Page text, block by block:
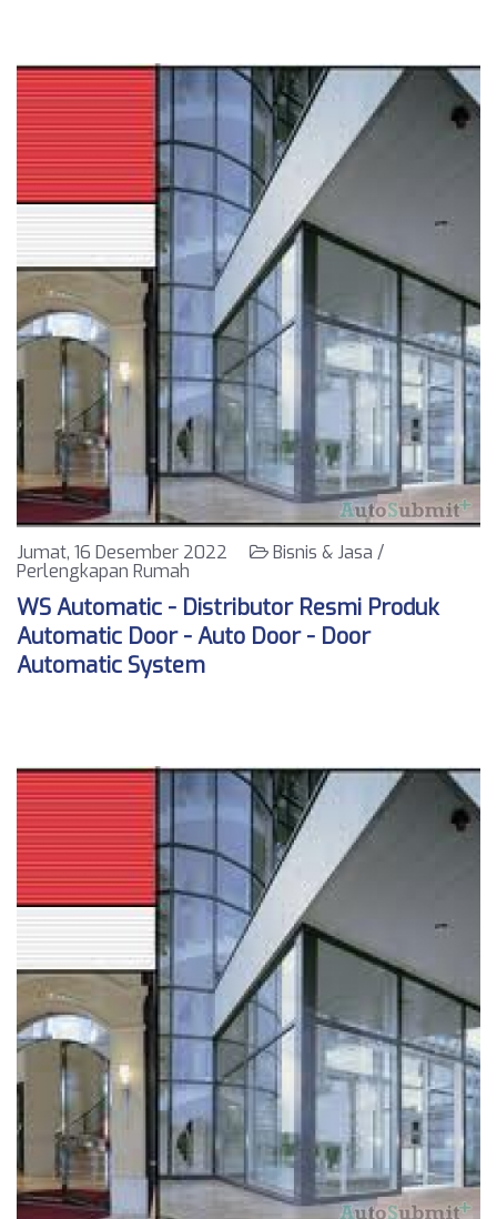
Jumat, 16 Desember 2022
Bisnis & Jasa /
Perlengkapan Rumah
WS Automatic - Distributor Resmi Produk
Automatic Door - Auto Door - Door
Automatic System